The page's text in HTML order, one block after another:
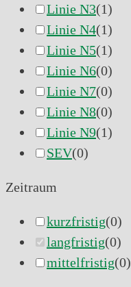
Linie N3(1)
Linie N4(1)
Linie N5(1)
Linie N6(0)
Linie N7(0)
Linie N8(0)
Linie N9(1)
SEV(0)
Zeitraum
kurzfristig(0)
langfristig(0)
mittelfristig(0)